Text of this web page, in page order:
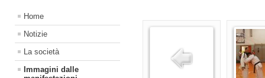
Home
Notizie
La società
Immagini dalle